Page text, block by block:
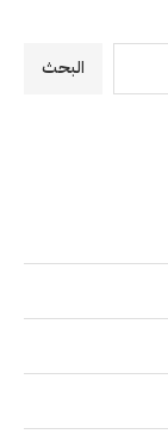
البحث